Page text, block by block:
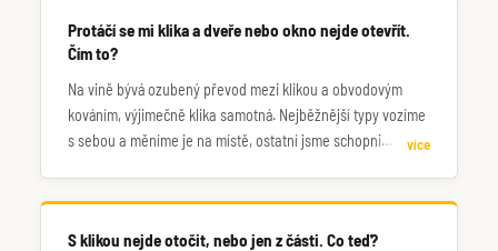
Protáčí se mi klika a dveře nebo okno nejde otevřít.
Čím to?
Na vině bývá ozubený převod mezi klikou a obvodovým
kováním, výjimečně klika samotná. Nejběžnější typy vozíme
s sebou a měníme je na místě, ostatní jsme schopni
více
S klikou nejde otočit, nebo jen z části. Co teď?